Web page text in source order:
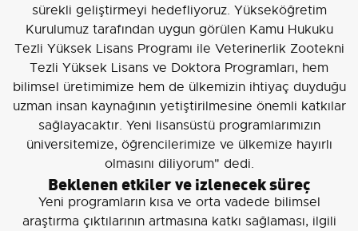
sürekli geliştirmeyi hedefliyoruz. Yükseköğretim
Kurulumuz tarafından uygun görülen Kamu Hukuku
Tezli Yüksek Lisans Programı ile Veterinerlik Zootekni
Tezli Yüksek Lisans ve Doktora Programları, hem
bilimsel üretimimize hem de ülkemizin ihtiyaç duyduğu
uzman insan kaynağının yetiştirilmesine önemli katkılar
sağlayacaktır. Yeni lisansüstü programlarımızın
üniversitemize, öğrencilerimize ve ülkemize hayırlı
olmasını diliyorum" dedi.
Beklenen etkiler ve izlenecek süreç
Yeni programların kısa ve orta vadede bilimsel
araştırma çıktılarının artmasına katkı sağlaması, ilgili